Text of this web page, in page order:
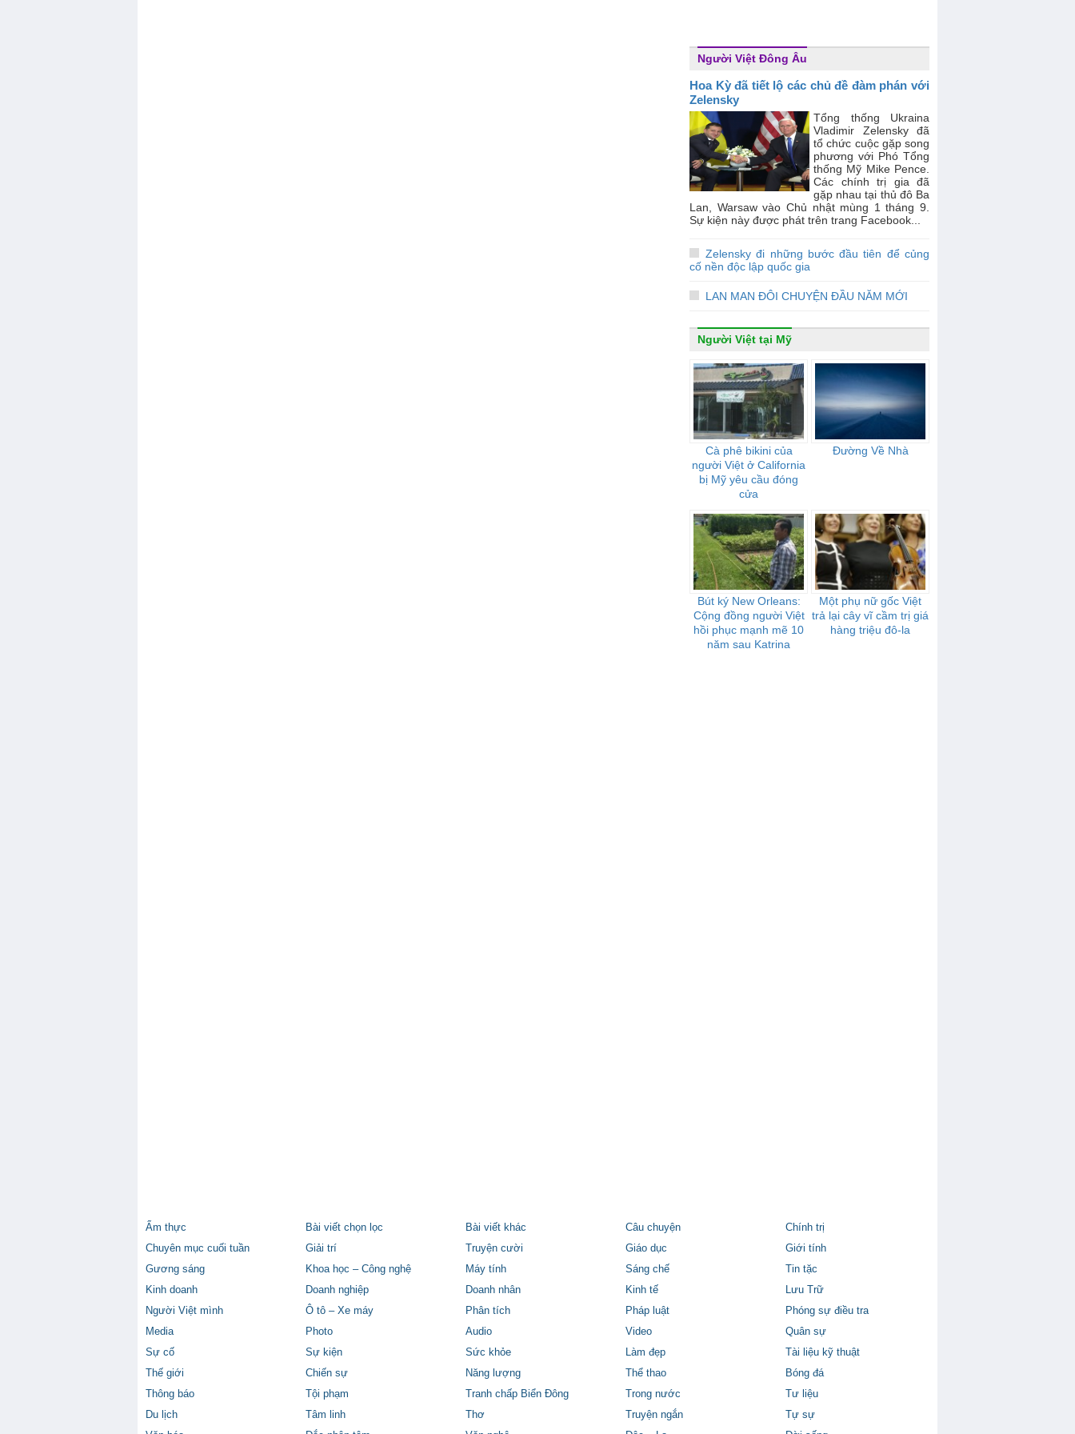
Người Việt Đông Âu
Hoa Kỳ đã tiết lộ các chủ đề đàm phán với
Zelensky
Tổng thống Ukraina
Vladimir Zelensky đã
tổ chức cuộc gặp song
phương với Phó Tổng
thống Mỹ Mike Pence.
Các chính trị gia đã
gặp nhau tại thủ đô Ba
Lan, Warsaw vào Chủ nhật mùng 1 tháng 9.
Sự kiện này được phát trên trang Facebook...
Zelensky đi những bước đầu tiên để củng
cố nền độc lập quốc gia
LAN MAN ĐÔI CHUYỆN ĐẦU NĂM MỚI
Người Việt tại Mỹ
Cà phê bikini của
người Việt ở California
bị Mỹ yêu cầu đóng
cửa
Đường Về Nhà
Bút ký New Orleans:
Cộng đồng người Việt
hồi phục mạnh mẽ 10
năm sau Katrina
Một phụ nữ gốc Việt
trả lại cây vĩ cầm trị giá
hàng triệu đô-la
Ẩm thực Bài viết chọn lọc Bài viết khác Câu chuyện
Chính trị
Chuyên mục cuối tuần
Giải trí Truyện cười Giáo dục
Giới tính
Gương sáng
Khoa học – Công nghệ Máy tính Sáng chế
Tin tặc
Kinh doanh
Doanh nghiệp Doanh nhân Kinh tế
Lưu Trữ
Người Việt mình
Ô tô – Xe máy Phân tích Pháp luật
Phóng sự điều tra
Media
Photo Audio Video
Quân sự
Sự cố
Sự kiện Sức khỏe Làm đẹp
Tài liệu kỹ thuật
Thế giới
Chiến sự Năng lượng Thể thao
Bóng đá
Thông báo
Tội phạm Tranh chấp Biển Đông Trong nước
Tư liệu
Du lịch
Tâm linh Thơ Truyện ngắn
Tự sự